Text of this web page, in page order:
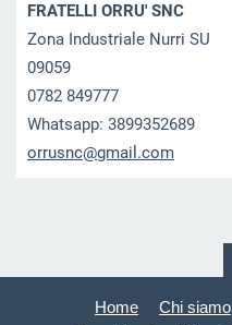
FRATELLI ORRU' SNC
Zona Industriale Nurri SU
09059
0782 849777
Whatsapp: 3899352689
orrusnc@gmail.com
Home Chi siamo